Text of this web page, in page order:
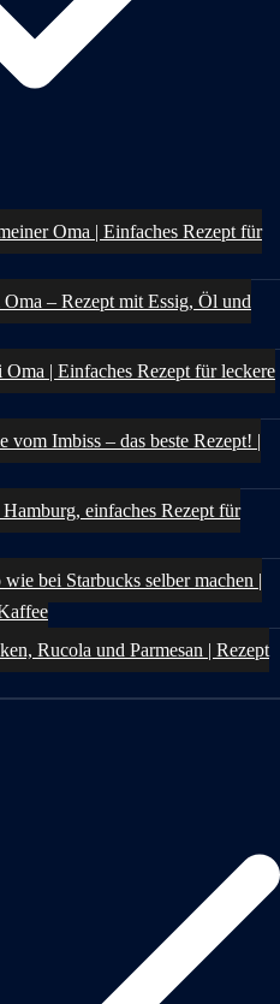
Oma | Einfaches Rezept für
– Rezept mit Essig, Öl und
| Einfaches Rezept für leckere
vom Imbiss – das beste Rezept! |
einfaches Rezept für
bei Starbucks selber machen |
Rucola und Parmesan | Rezept